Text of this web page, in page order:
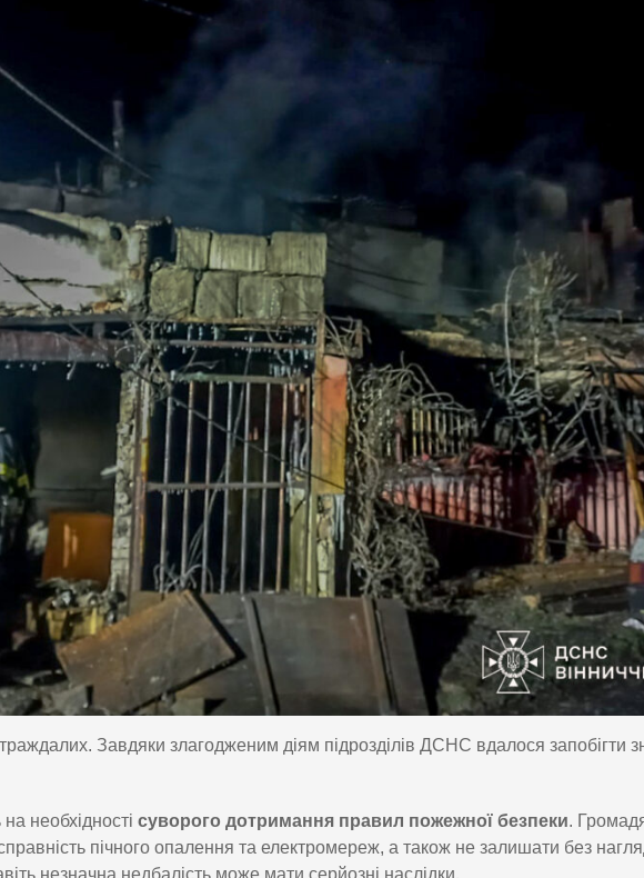
Завдяки злагодженим діям підрозділів ДСНС вдалося запобігти
необхідності суворого дотримання правил пожежної безпеки.
пічного опалення та електромереж, а також не залишати без
незначна недбалість може мати серйозні наслідки.